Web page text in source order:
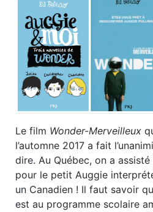
Le film Wonder-Merveilleux
l’automne 2017 a fait
dire. Au Québec, on a assisté
pour le petit Auggie
un Canadien ! Il faut savoir
est au programme scolaire